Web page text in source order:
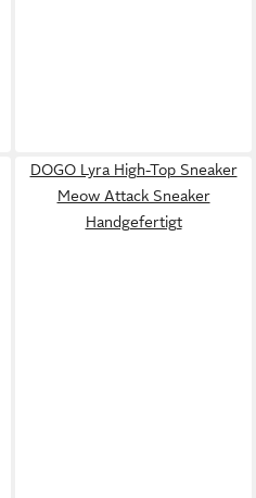
DOGO Lyra High-Top Sneaker
Meow Attack Sneaker
Handgefertigt